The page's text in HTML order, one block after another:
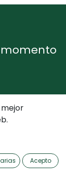
Acepto